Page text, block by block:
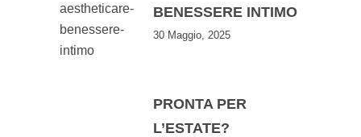
BENESSERE INTIMO
30 Maggio, 2025
PRONTA PER
L’ESTATE?